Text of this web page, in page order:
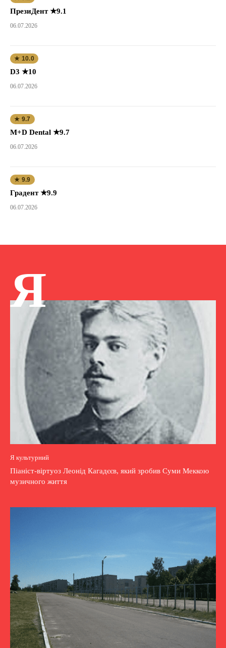
ПрезиДент ★9.1
06.07.2026
★ 10.0
D3 ★10
06.07.2026
★ 9.7
M+D Dental ★9.7
06.07.2026
★ 9.9
Градент ★9.9
06.07.2026
Я
Я культурний
Піаніст-віртуоз Леонід Кагадєєв, який зробив Суми Меккою
музичного життя